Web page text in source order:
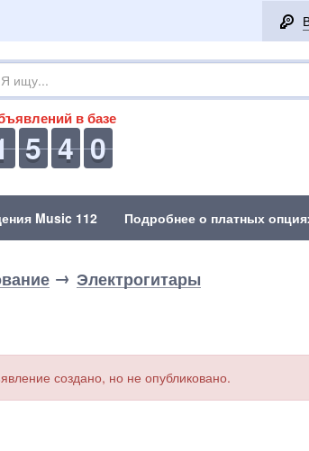
в базе
5 4 0
Music 112 Подробнее о платных
Электрогитары
создано, но не опубликовано.